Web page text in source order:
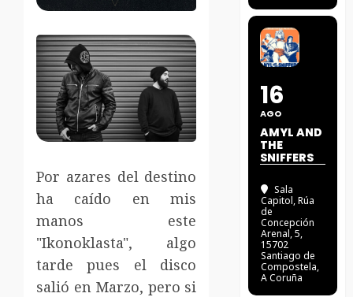
Por azares del destino
ha caído en mis
manos este
"Ikonoklasta", algo
tarde pues el disco
salió en Marzo, pero si
16
AGO
AMYL AND
THE
SNIFFERS
Sala
Capitol, Rúa
de
Concepción
Arenal, 5,
15702
Santiago de
Compostela,
A Coruña